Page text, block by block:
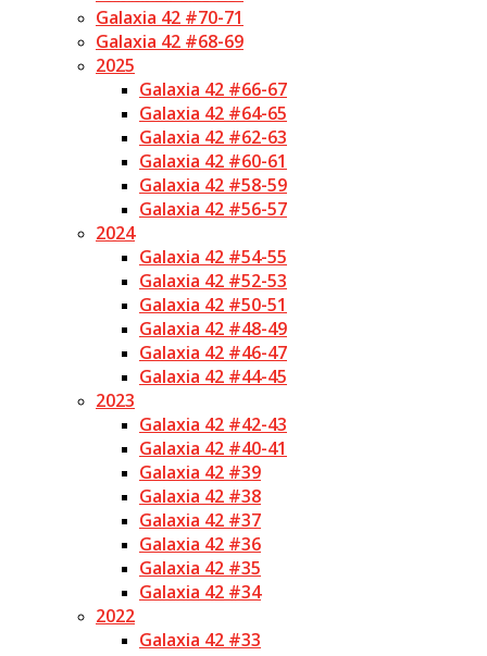
Galaxia 42 #70-71
Galaxia 42 #68-69
2025
Galaxia 42 #66-67
Galaxia 42 #64-65
Galaxia 42 #62-63
Galaxia 42 #60-61
Galaxia 42 #58-59
Galaxia 42 #56-57
2024
Galaxia 42 #54-55
Galaxia 42 #52-53
Galaxia 42 #50-51
Galaxia 42 #48-49
Galaxia 42 #46-47
Galaxia 42 #44-45
2023
Galaxia 42 #42-43
Galaxia 42 #40-41
Galaxia 42 #39
Galaxia 42 #38
Galaxia 42 #37
Galaxia 42 #36
Galaxia 42 #35
Galaxia 42 #34
2022
Galaxia 42 #33